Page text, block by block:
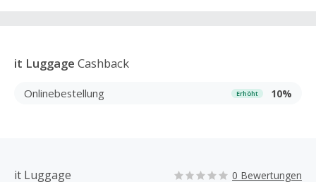
it Luggage Cashback
Onlinebestellung Erhöht 10%
it Luggage 0 Bewertungen